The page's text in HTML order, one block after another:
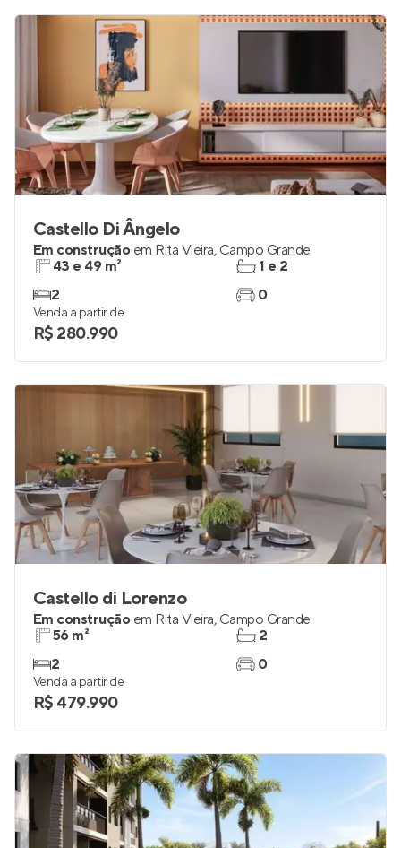
Castello Di Ângelo
Em construção em Rita Vieira, Campo Grande
43 e 49 m²
2
1 e 2
0
Venda a partir de
R$ 280.990
Castello di Lorenzo
Em construção em Rita Vieira, Campo Grande
56 m²
2
2
0
Venda a partir de
R$ 479.990